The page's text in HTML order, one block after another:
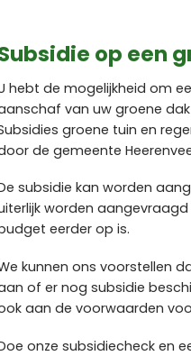
op een
hebt de mogelijkheid om
van uw groene
groene tuin en
de gemeente
subsidie kan worden
worden
eerder op is.
kunnen ons voorstellen
of er nog subsidie
aan de voorwaarden
onze subsidiecheck en